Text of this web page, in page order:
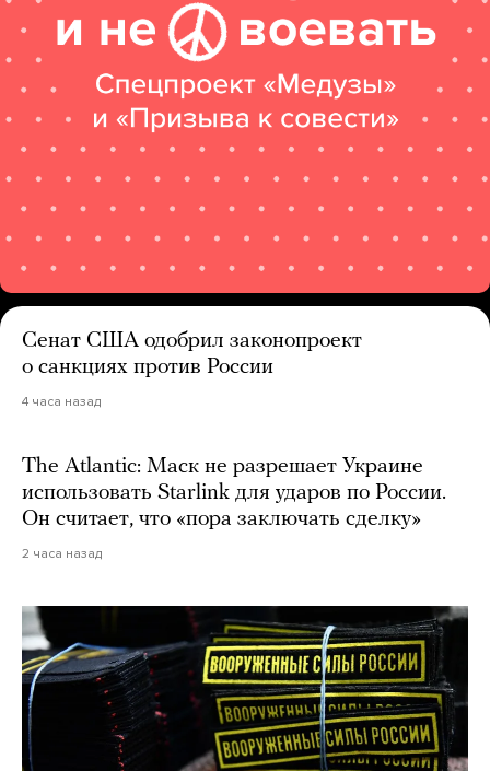
Сенат США одобрил законопроект
о санкциях против России
4 часа назад
The Atlantic: Маск не разрешает Украине
использовать Starlink для ударов по России.
Он считает, что «пора заключать сделку»
2 часа назад